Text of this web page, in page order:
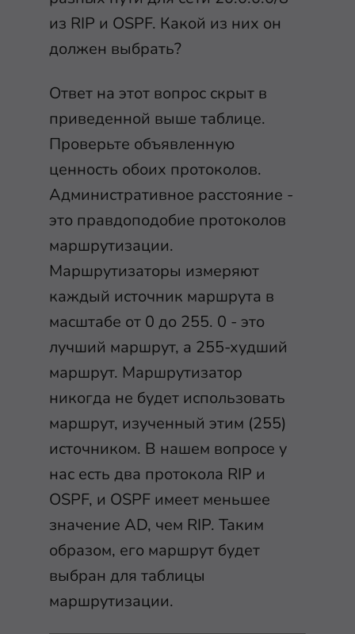
из RIP и OSPF. Какой из них он
должен выбрать?
Ответ на этот вопрос скрыт в
приведенной выше таблице.
Проверьте объявленную
ценность обоих протоколов.
Административное расстояние -
это правдоподобие протоколов
маршрутизации.
Маршрутизаторы измеряют
каждый источник маршрута в
масштабе от 0 до 255. 0 - это
лучший маршрут, а 255-худший
маршрут. Маршрутизатор
никогда не будет использовать
маршрут, изученный этим (255)
источником. В нашем вопросе у
нас есть два протокола RIP и
OSPF, и OSPF имеет меньшее
значение AD, чем RIP. Таким
образом, его маршрут будет
выбран для таблицы
маршрутизации.